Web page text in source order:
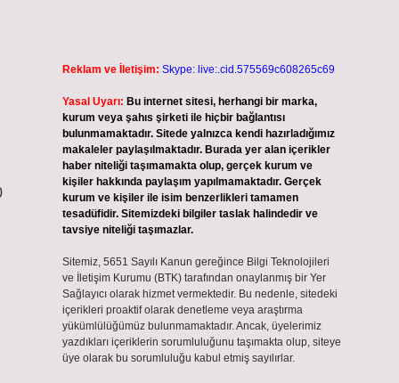
Reklam ve İletişim: Skype: live:.cid.575569c608265c69
Yasal Uyarı: Bu internet sitesi, herhangi bir marka,
kurum veya şahıs şirketi ile hiçbir bağlantısı
bulunmamaktadır. Sitede yalnızca kendi hazırladığımız
makaleler paylaşılmaktadır. Burada yer alan içerikler
haber niteliği taşımamakta olup, gerçek kurum ve
kişiler hakkında paylaşım yapılmamaktadır. Gerçek
kurum ve kişiler ile isim benzerlikleri tamamen
tesadüfidir. Sitemizdeki bilgiler taslak halindedir ve
tavsiye niteliği taşımazlar.
Sitemiz, 5651 Sayılı Kanun gereğince Bilgi Teknolojileri
ve İletişim Kurumu (BTK) tarafından onaylanmış bir Yer
Sağlayıcı olarak hizmet vermektedir. Bu nedenle, sitedeki
içerikleri proaktif olarak denetleme veya araştırma
yükümlülüğümüz bulunmamaktadır. Ancak, üyelerimiz
yazdıkları içeriklerin sorumluluğunu taşımakta olup, siteye
üye olarak bu sorumluluğu kabul etmiş sayılırlar.